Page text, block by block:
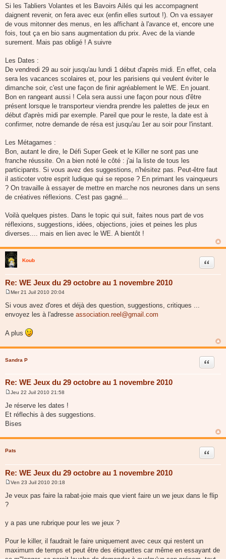
Si les Tabliers Volantes et les Bavoirs Ailés qui les accompagnent
daignent revenir, on fera avec eux (enfin elles surtout !). On va essayer
de vous mitonner des menus, en les affichant à l'avance et, encore une
fois, tout ça en bio sans augmentation du prix. Avec de la viande
surement. Mais pas obligé ! A suivre
Les Dates :
De vendredi 29 au soir jusqu'au lundi 1 début d'après midi. En effet, cela
sera les vacances scolaires et, pour les parisiens qui veulent éviter le
dimanche soir, c'est une façon de finir agréablement le WE. En jouant.
Bon en rangeant aussi ! Cela sera aussi une façon pour nous d'être
présent lorsque le transporteur viendra prendre les palettes de jeux en
début d'après midi par exemple. Pareil que pour le reste, la date est à
confirmer, notre demande de résa est jusqu'au 1er au soir pour l'instant.
Les Métagames :
Bon, autant le dire, le Défi Super Geek et le Killer ne sont pas une
franche réussite. On a bien noté le côté : j'ai la liste de tous les
participants. Si vous avez des suggestions, n'hésitez pas. Peut-être faut
il asticoter votre esprit ludique qui se repose ? En primant les vainqueurs
? On travaille à essayer de mettre en marche nos neurones dans un sens
de créatives réflexions. C'est pas gagné...
Voilà quelques pistes. Dans le topic qui suit, faites nous part de vos
réflexions, suggestions, idées, objections, joies et peines les plus
diverses.... mais en lien avec le WE. A bientôt !
Koub
Re: WE Jeux du 29 octobre au 1 novembre 2010
Citer
s
e
Mer 21 Juil 2010 20:04
Si vous avez d'ores et déjà des question, suggestions, critiques ...
envoyez les à l'adresse association.reel@gmail.com
A plus
Sandra P
Re: WE Jeux du 29 octobre au 1 novembre 2010
Citer
s
s
g
Jeu 22 Juil 2010 21:58
Je réserve les dates !
Et réflechis à des suggestions.
Bises
Pats
Re: WE Jeux du 29 octobre au 1 novembre 2010
Citer
s
e
Ven 23 Juil 2010 20:18
Je veux pas faire la rabat-joie mais que vient faire un we jeux dans le flip
?
y a pas une rubrique pour les we jeux ?
Pour le killer, il faudrait le faire uniquement avec ceux qui restent un
maximum de temps et peut être des étiquettes car même en essayant de